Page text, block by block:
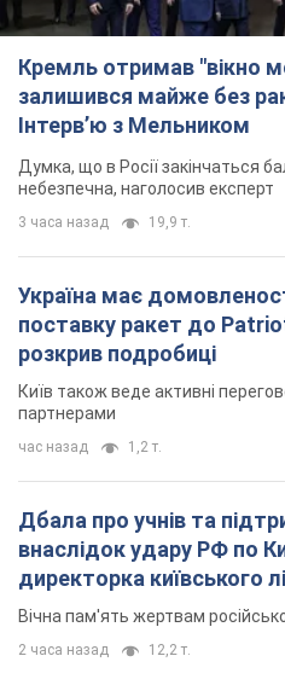
Кремль отримав "вікно
залишився майже без
Інтерв’ю з Мельником
Думка, що в Росії закінчаться
небезпечна, наголосив експерт
3 часа назад 19,9 т.
Україна має
поставку ракет до
розкрив подробиці
Київ також веде активні
партнерами
час назад 1,2 т.
Дбала про учнів та
внаслідок удару РФ по
директорка київського
Вічна пам'ять жертвам
2 часа назад 12,2 т.